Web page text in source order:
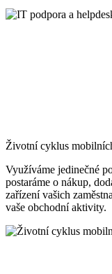
Životní cyklus
Využíváme jedinečné
postaráme o nákup,
zařízení vašich
vaše obchodní aktivity.